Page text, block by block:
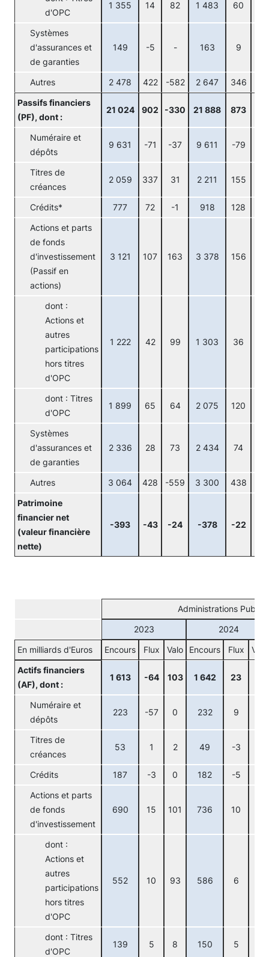
d'OPC
1 355 14 82 1 483 60
Systèmes
d'assurances et
de garanties
149 -5 - 163 9
Autres 2 478 422 -582 2 647 346
Passifs financiers
(PF), dont :
21 024 902 -330 21 888 873
Numéraire et
dépôts
9 631 -71 -37 9 611 -79
Titres de
créances
2 059 337 31 2 211 155
Crédits* 777 72 -1 918 128
Actions et parts
de fonds
d'investissement
(Passif en
actions)
3 121 107 163 3 378 156
dont :
Actions et
autres
participations
hors titres
d'OPC
1 222 42 99 1 303 36
dont : Titres
d'OPC
1 899 65 64 2 075 120
Systèmes
d'assurances et
de garanties
2 336 28 73 2 434 74
Autres 3 064 428 -559 3 300 438
Patrimoine
financier net
(valeur financière
nette)
-393 -43 -24 -378 -22
Administrations
2023 2024
En milliards d'Euros Encours Flux Valo Encours Flux Valo
Actifs financiers
(AF), dont :
1 613 -64 103 1 642 23
Numéraire et
dépôts
223 -57 0 232 9
Titres de
créances
53 1 2 49 -3
Crédits 187 -3 0 182 -5
Actions et parts
de fonds
d'investissement
690 15 101 736 10
dont :
Actions et
autres
participations
hors titres
d'OPC
552 10 93 586 6
dont : Titres
d'OPC
139 5 8 150 5